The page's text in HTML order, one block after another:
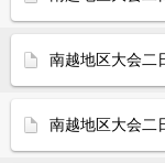
南越地区大会二
南越地区大会二